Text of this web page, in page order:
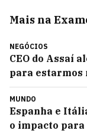
Mais na
NEGÓCIOS
CEO do Assaí
para estarmos
MUNDO
Espanha e
o impacto